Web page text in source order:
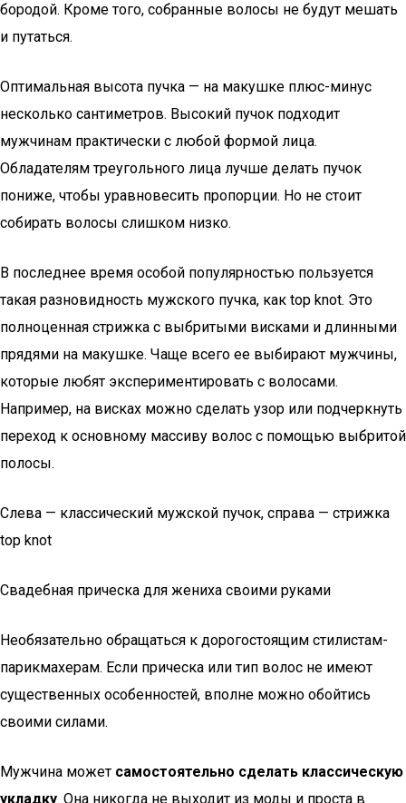
бородой. Кроме того, собранные волосы не будут мешать
и путаться.
Оптимальная высота пучка — на макушке плюс-минус
несколько сантиметров. Высокий пучок подходит
мужчинам практически с любой формой лица.
Обладателям треугольного лица лучше делать пучок
пониже, чтобы уравновесить пропорции. Но не стоит
собирать волосы слишком низко.
В последнее время особой популярностью пользуется
такая разновидность мужского пучка, как top knot. Это
полноценная стрижка с выбритыми висками и длинными
прядями на макушке. Чаще всего ее выбирают мужчины,
которые любят экспериментировать с волосами.
Например, на висках можно сделать узор или подчеркнуть
переход к основному массиву волос с помощью выбритой
полосы.
Слева — классический мужской пучок, справа — стрижка
top knot
Свадебная прическа для жениха своими руками
Необязательно обращаться к дорогостоящим стилистам-
парикмахерам. Если прическа или тип волос не имеют
существенных особенностей, вполне можно обойтись
своими силами.
Мужчина может самостоятельно сделать классическую
укладку. Она никогда не выходит из моды и проста в